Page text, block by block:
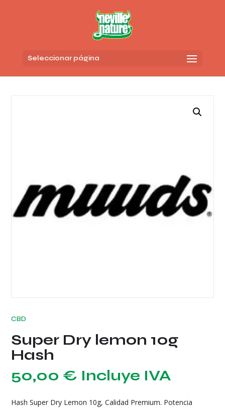
Seleccionar página
CBD
Super Dry lemon 10g
Hash
50,00 € Incluye IVA
Hash Super Dry Lemon 10g, Calidad Premium. Potencia